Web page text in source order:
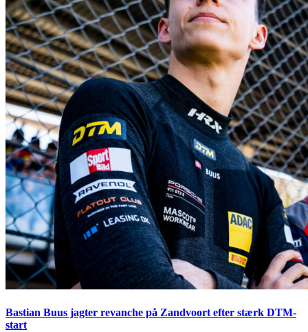
Bastian Buus jagter revanche på Zandvoort efter stærk DTM-
start